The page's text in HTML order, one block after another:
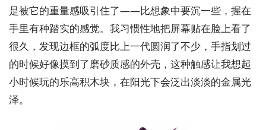
是被它的重量感吸引住了——比想象中要沉一些，握在
手里有种踏实的感觉。我习惯性地把屏幕贴在脸上看了
很久，发现边框的弧度比上一代圆润了不少，手指划过
的时候好像摸到了磨砂质感的外壳，这种触感让我想起
小时候玩的乐高积木块，在阳光下会泛出淡淡的金属光
泽。